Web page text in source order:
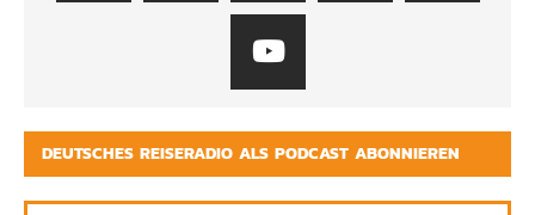
DEUTSCHES REISERADIO ALS PODCAST ABONNIEREN